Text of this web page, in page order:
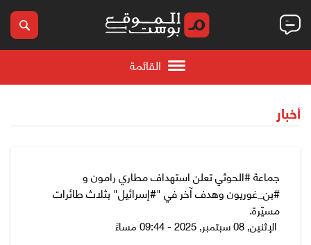
القائمة
أخبار
جماعة #الحوثي تعلن استهداف مطاري رامون و
#بن_غوريون وهدف آخر في "#إسرائيل" بثلاث طائرات
مسيّرة.
الإثنين, 08 سبتمبر, 2025 - 09:44 مساءً